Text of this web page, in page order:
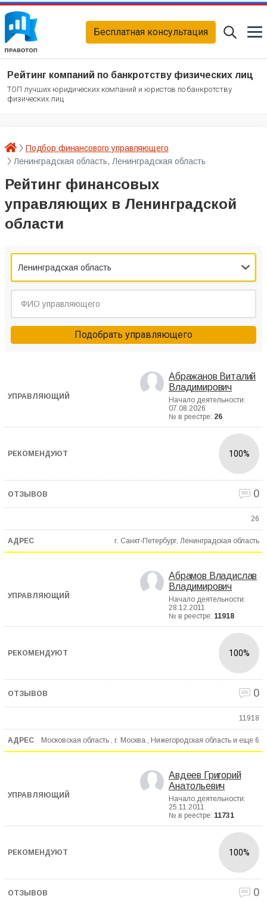
Бесплатная консультация
Рейтинг компаний по банкротству физических лиц
ТОП лучших юридических компаний и юристов по банкротству
физических лиц
Подбор финансового управляющего
Ленинградская область, Ленинградская область
Рейтинг финансовых
управляющих в Ленинградской
области
Ленинградская область
Подобрать управляющего
Абражанов Виталий
Владимирович
Начало деятельности:
07.08.2026
№ в реестре: 26
100%
0
26
г. Санкт-Петербург, Ленинградская область
Абрамов Владислав
Владимирович
Начало деятельности:
28.12.2011
№ в реестре: 11918
100%
0
11918
Московская область , г. Москва , Нижегородская область и еще 6
Авдеев Григорий
Анатольевич
Начало деятельности:
25.11.2011
№ в реестре: 11731
100%
0